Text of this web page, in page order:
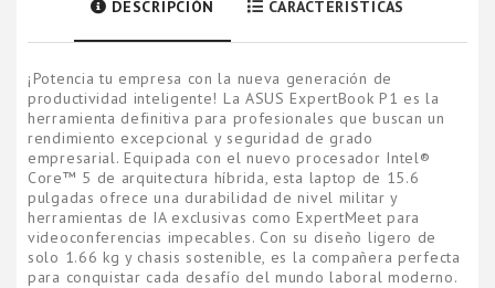
DESCRIPCIÓN CARACTERISTICAS
¡Potencia tu empresa con la nueva generación de
productividad inteligente! La ASUS ExpertBook P1 es la
herramienta definitiva para profesionales que buscan un
rendimiento excepcional y seguridad de grado
empresarial. Equipada con el nuevo procesador Intel®
Core™ 5 de arquitectura híbrida, esta laptop de 15.6
pulgadas ofrece una durabilidad de nivel militar y
herramientas de IA exclusivas como ExpertMeet para
videoconferencias impecables. Con su diseño ligero de
solo 1.66 kg y chasis sostenible, es la compañera perfecta
para conquistar cada desafío del mundo laboral moderno.